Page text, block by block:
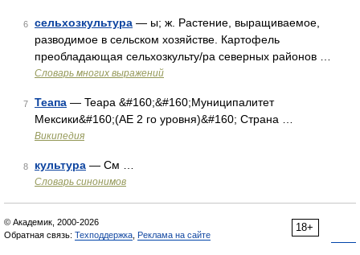
6 сельхозкультура — ы; ж. Растение, выращиваемое,
разводимое в сельском хозяйстве. Картофель
преобладающая сельхозкульту/ра северных районов …
Словарь многих выражений
7 Теапа — Teapa &#160;&#160;Муниципалитет
Мексики&#160;(АЕ 2 го уровня)&#160; Страна …
Википедия
8 культура — См …
Словарь синонимов
18+
© Академик, 2000-2026
Обратная связь: Техподдержка Реклама на сайте